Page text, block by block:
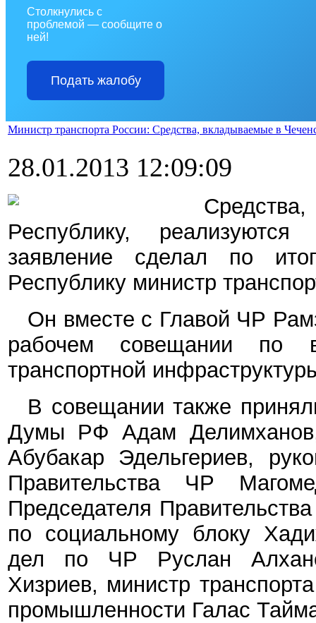
Столкнулись с
проблемой — сообщите о
ней!
Подать жалобу
Министр транспорта России: Средства, вкладываемые в
28.01.2013 12:09:09
Республику,
заявление сделал по
Республику министр
Он вместе с Главой ЧР
рабочем совещании по
транспортной
В совещании также
Думы РФ Адам Делимханов,
Абубакар Эдельгериев,
Правительства ЧР
Председателя
по социальному блоку
дел по ЧР Руслан
Хизриев, министр
промышленности Галас